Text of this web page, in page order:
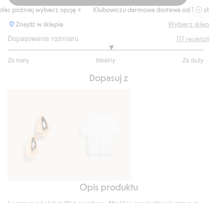
później wybierz opcję + Klubowiczu darmowa dostawa od 150 zł
Znajdź w sklepie
Wybierz sklep
Dopasowanie rozmiaru
Za mały Idealny Za duży
na
117 recenzji
Dopasuj z
Klasyczny
Opis produktu